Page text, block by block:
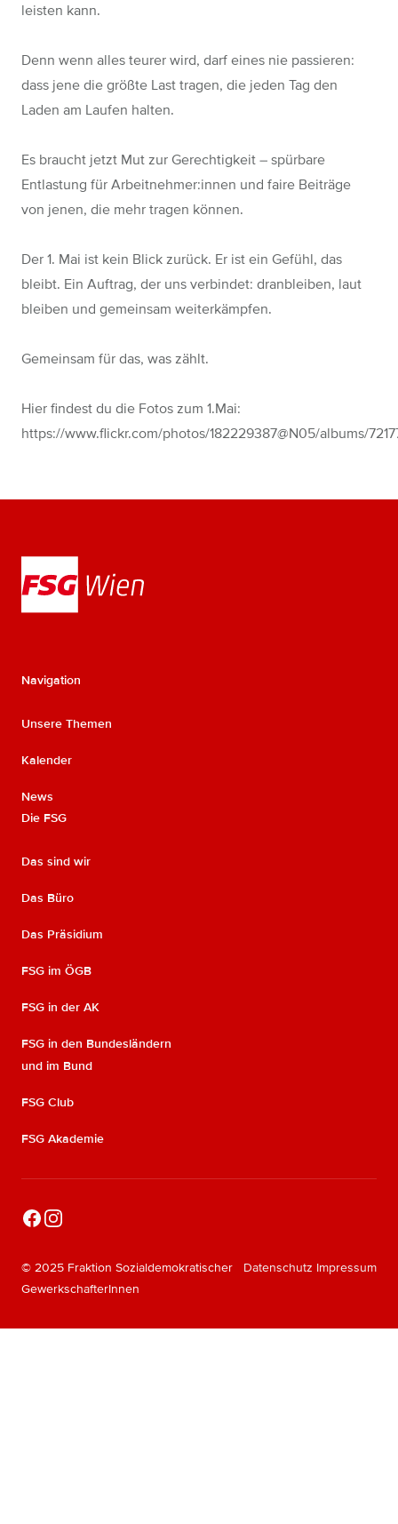
leisten kann.
Denn wenn alles teurer wird, darf eines nie passieren:
dass jene die größte Last tragen, die jeden Tag den
Laden am Laufen halten.
Es braucht jetzt Mut zur Gerechtigkeit – spürbare
Entlastung für Arbeitnehmer:innen und faire Beiträge
von jenen, die mehr tragen können.
Der 1. Mai ist kein Blick zurück. Er ist ein Gefühl, das
bleibt. Ein Auftrag, der uns verbindet: dranbleiben, laut
bleiben und gemeinsam weiterkämpfen.
Gemeinsam für das, was zählt.
Hier findest du die Fotos zum 1.Mai:
https://www.flickr.com/photos/182229387@N05/albums/
Navigation
Unsere Themen
Kalender
News
Die FSG
Das sind wir
Das Büro
Das Präsidium
FSG im ÖGB
FSG in der AK
FSG in den Bundesländern
und im Bund
FSG Club
FSG Akademie
Facebook
Instagram
© 2025 Fraktion Sozialdemokratischer
GewerkschafterInnen
Datenschutz Impressum